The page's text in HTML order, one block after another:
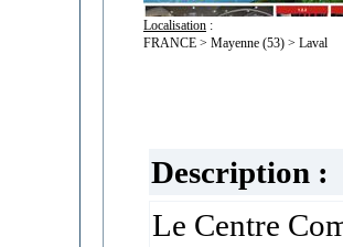
Localisation :
FRANCE > Mayenne (53) > Laval
Description :
Le Centre